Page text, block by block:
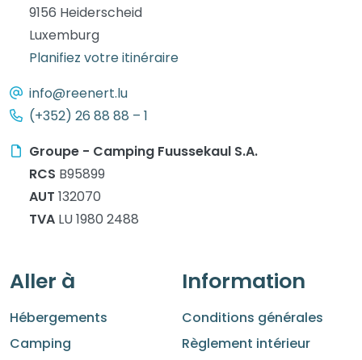
9156 Heiderscheid
Luxemburg
Planifiez votre itinéraire
info@reenert.lu
(+352) 26 88 88 – 1
Groupe - Camping Fuussekaul S.A.
RCS B95899
AUT 132070
TVA LU 1980 2488
Aller à
Hébergements
Camping
Information
Conditions générales
Règlement intérieur